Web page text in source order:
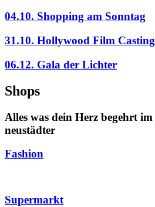
04.10. Shopping am Sonntag
31.10. Hollywood Film Casting
06.12. Gala der Lichter
Shops
Alles was dein Herz begehrt im
neustädter
Fashion
Supermarkt